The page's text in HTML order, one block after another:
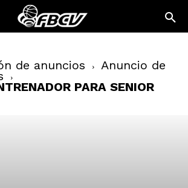
de anuncios Anuncio de
PARA SENIOR